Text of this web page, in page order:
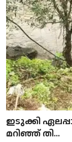
ഇടുക്കി
മറിഞ്ഞ് തി...